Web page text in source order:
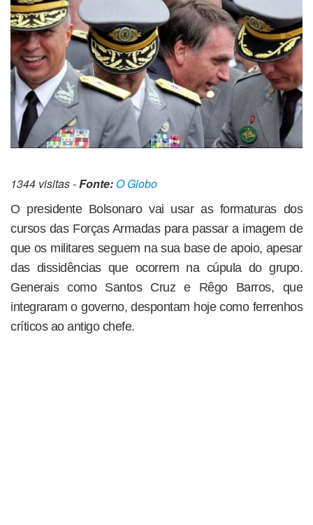
1344 visitas -Fonte:O Globo
O presidente Bolsonaro vai usar as formaturas dos
cursos das Forças Armadas para passar a imagem de
que os militares seguem na sua base de apoio, apesar
das dissidências que ocorrem na cúpula do grupo.
Generais como Santos Cruz e Rêgo Barros, que
integraram o governo, despontam hoje como ferrenhos
críticos ao antigo chefe.